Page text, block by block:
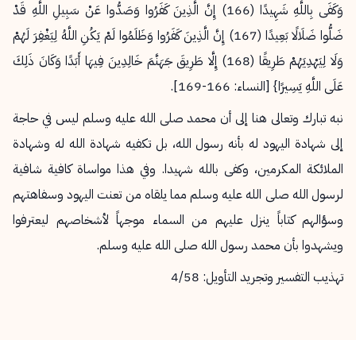
وَكَفَى بِاللَّهِ شَهِيدًا (166) إِنَّ الَّذِينَ كَفَرُوا وَصَدُّوا عَنْ سَبِيلِ اللَّهِ قَدْ
ضَلُّوا ضَلَالًا بَعِيدًا (167) إِنَّ الَّذِينَ كَفَرُوا وَظَلَمُوا لَمْ يَكُنِ اللَّهُ لِيَغْفِرَ لَهُمْ
وَلَا لِيَهْدِيَهُمْ طَرِيقًا (168) إِلَّا طَرِيقَ جَهَنَّمَ خَالِدِينَ فِيهَا أَبَدًا وَكَانَ ذَلِكَ
عَلَى اللَّهِ يَسِيرًا} [النساء: 166-169].
نبه تبارك وتعالى هنا إلى أن محمد صلى الله عليه وسلم ليس في حاجة
إلى شهادة اليهود له بأنه رسول الله، بل تكفيه شهادة الله له وشهادة
الملائكة المكرمين، وكفى بالله شهيدا. وفي هذا مواساة كافية شافية
لرسول الله صلى الله عليه وسلم مما يلقاه من تعنت اليهود وسفاهتهم
وسؤالهم كتاباً ينزل عليهم من السماء موجهاً لأشخاصهم ليعترفوا
ويشهدوا بأن محمد رسول الله صلى الله عليه وسلم.
تهذيب التفسير وتجريد التأويل: 4/58